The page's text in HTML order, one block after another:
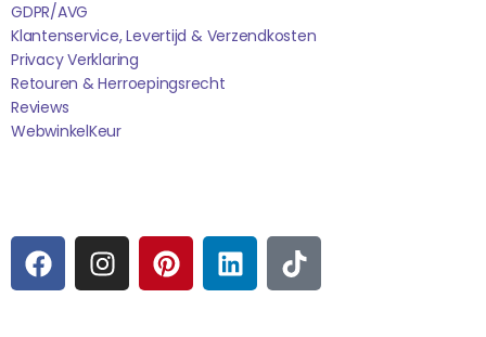
GDPR/AVG
Klantenservice, Levertijd & Verzendkosten
Privacy Verklaring
Retouren & Herroepingsrecht
Reviews
WebwinkelKEur
F
A
C
I
N
S
P
I
N
L
I
N
T
I
K